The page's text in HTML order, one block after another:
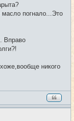
масло погнало...Это
Вправо
никого